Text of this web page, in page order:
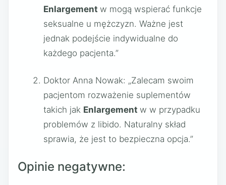
Enlargement w mogą wspierać funkcje
seksualne u mężczyzn. Ważne jest
jednak podejście indywidualne do
każdego pacjenta.”
Doktor Anna Nowak: „Zalecam swoim
pacjentom rozważenie suplementów
takich jak Enlargement w w przypadku
problemów z libido. Naturalny skład
sprawia, że jest to bezpieczna opcja.”
Opinie negatywne: